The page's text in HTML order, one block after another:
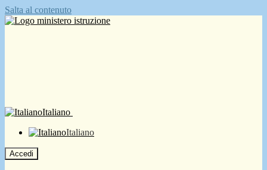
Salta al contenuto
Italiano
Italiano
Accedi